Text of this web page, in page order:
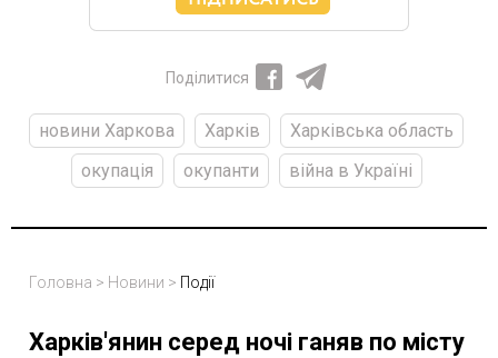
Поділитися
новини Харкова Харків
Харківська область
окупація
окупанти війна в Україні
Головна > Новини > Події
Харків'янин серед ночі ганяв по місту